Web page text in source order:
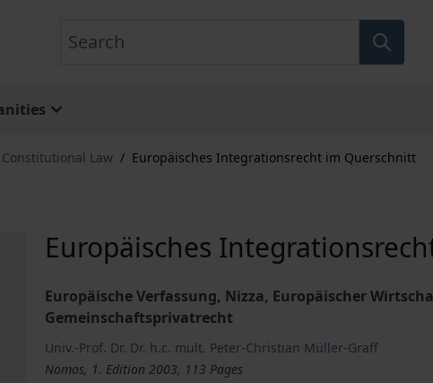
Constitutional Law / Europäisches Integrationsrecht im Querschnitt
Europäisches
Europäische Verfassung, Nizza, Europäischer
Gemeinschaftsprivatrecht
Univ.-Prof. Dr. Dr. h.c. mult. Peter-Christian Müller-Graff
Nomos, 1. Edition 2003, 113 Pages